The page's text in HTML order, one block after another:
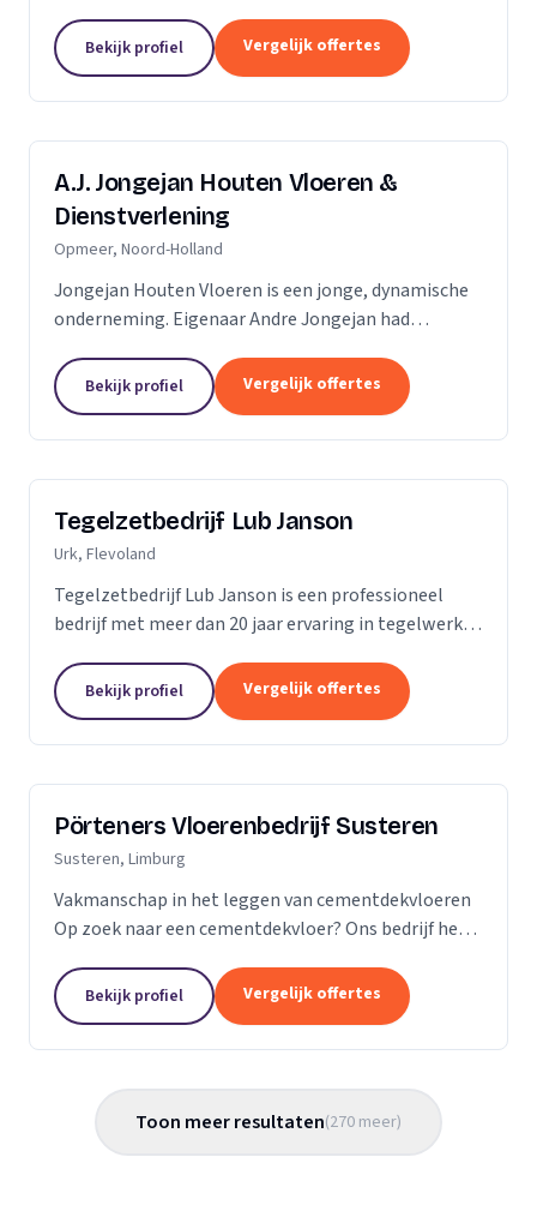
past bij uw stijl en behoeften. Of u nu op zoek...
Bekijk profiel Vergelijk offertes
A.J. Jongejan Houten Vloeren &
Dienstverlening
Opmeer, Noord-Holland
Jongejan Houten Vloeren is een jonge, dynamische
onderneming. Eigenaar Andre Jongejan had
timmerbranche, toen hij in 2004 met zijn eigen
bedrijf van start ging....
Bekijk profiel Vergelijk offertes
Tegelzetbedrijf Lub Janson
Urk, Flevoland
Tegelzetbedrijf Lub Janson is een professioneel
bedrijf met meer dan 20 jaar ervaring in tegelwerk.
Bekijk profiel Vergelijk offertes
Pörteners Vloerenbedrijf Susteren
Susteren, Limburg
Vakmanschap in het leggen van cementdekvloeren
Op zoek naar een cementdekvloer? Ons bedrijf heeft
ervaring wat betreft woningbouw en utiliteitsbouw.
Bekijk profiel Vergelijk offertes
Toon meer resultaten(270 meer)